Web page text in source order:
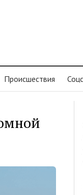
Проиcшествия